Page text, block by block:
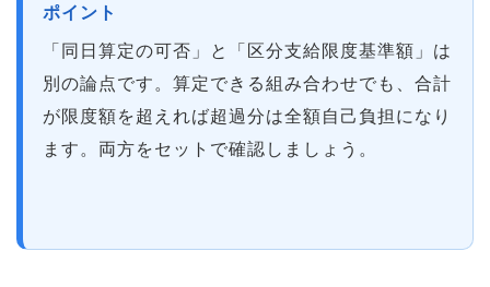
ポイント
「同日算定の可否」と「区分支給限度基準額」は
別の論点です。算定できる組み合わせでも、合計
が限度額を超えれば超過分は全額自己負担になり
ます。両方をセットで確認しましょう。